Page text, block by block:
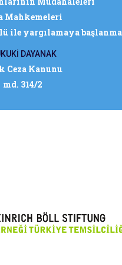
Mahkemeleri
ile yargılamaya
DAYANAK
Ceza Kanunu
md. 314/2